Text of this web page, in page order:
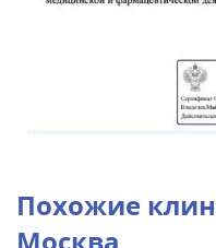
Похожие